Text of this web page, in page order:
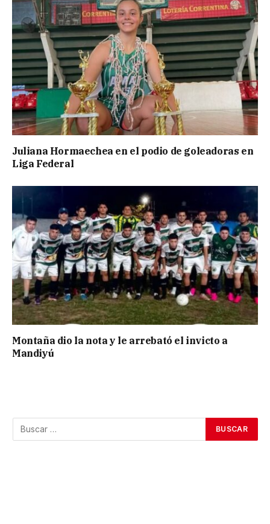
Juliana Hormaechea en el podio de goleadoras en
Liga Federal
Montaña dio la nota y le arrebató el invicto a
Mandiyú